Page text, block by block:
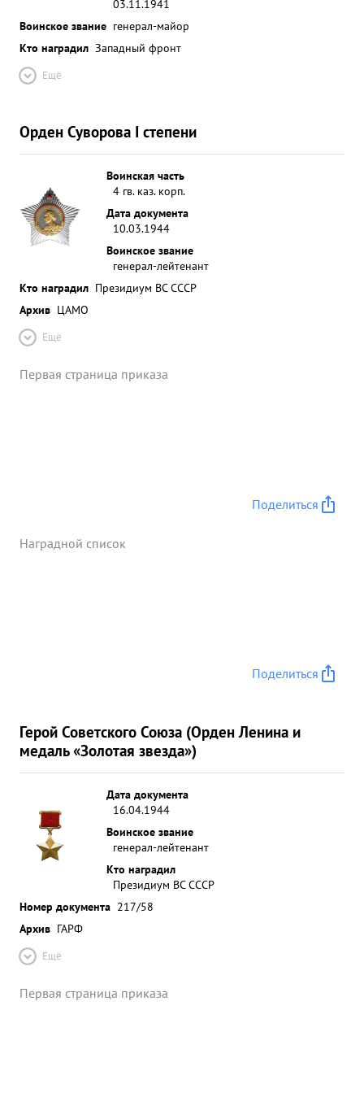
03.11.1941
Воинское звание генерал-майор
Кто наградил Западный фронт
Ещё
Орден Суворова I степени
Воинская часть
4 гв. каз. корп.
Дата документа
10.03.1944
Воинское звание
генерал-лейтенант
Кто наградил Президиум ВС СССР
Архив ЦАМО
Ещё
Первая страница приказа
Поделиться
Наградной список
Поделиться
Герой Советского Союза (Орден Ленина и
медаль «Золотая звезда»)
Дата документа
16.04.1944
Воинское звание
генерал-лейтенант
Кто наградил
Президиум ВС СССР
Номер документа 217/58
Архив ГАРФ
Ещё
Первая страница приказа